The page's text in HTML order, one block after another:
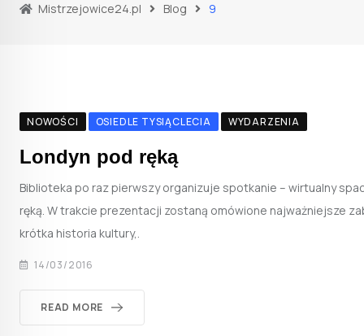
Mistrzejowice24.pl Blog 9
NOWOŚCI OSIEDLE TYSIĄCLECIA WYDARZENIA
Londyn pod ręką
Biblioteka po raz pierwszy organizuje spotkanie – wirtualny
ręką. W trakcie prezentacji zostaną omówione najważniejsze
krótka historia kultury,.
14/03/2016
READ MORE